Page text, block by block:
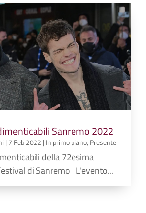
Sanremo 2022
| 7 Feb 2022 | In primo piano, Presente
della 72esima
di Sanremo L'evento...